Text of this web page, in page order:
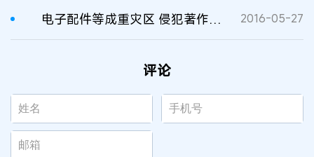
电子配件等成重灾区 侵犯著作权新旧方式交织 2016-05-27
评论